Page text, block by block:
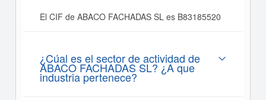
El CIF de ABACO FACHADAS SL es B83185520
¿Cúal es el sector de actividad de
ABACO FACHADAS SL? ¿A que
industria pertenece?